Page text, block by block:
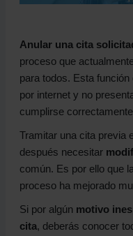
Anular una cita
proceso que
para todos. Esta
por internet y no
cumplirse
Tramitar una cita previa
después necesitar
común. Es por ello que
proceso ha mejorado
Si por algún motivo
cita, deberás conocer